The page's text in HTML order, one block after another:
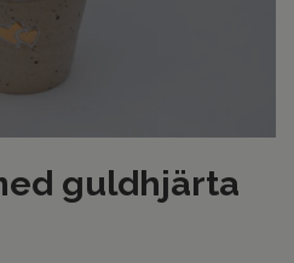
guldhjärta